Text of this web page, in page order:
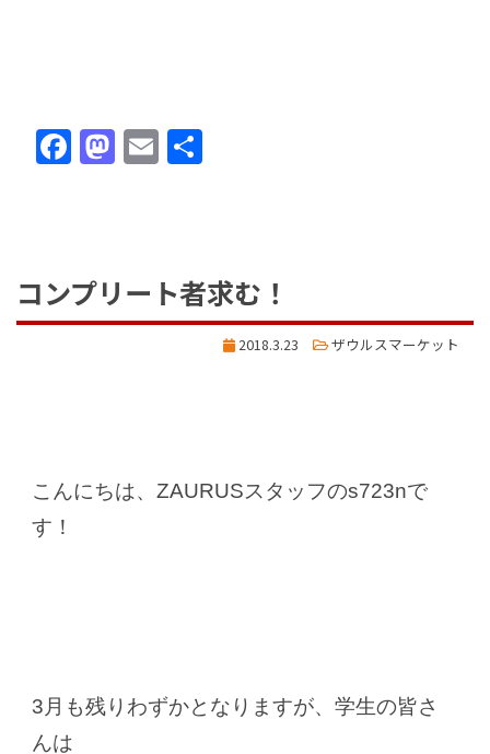
Facebook
Mastodon
Email
コンプリート者求む！
2018.3.23 ザウルスマーケット
こんにちは、ZAURUSスタッフのs723nで
す！
3月も残りわずかとなりますが、学生の皆さ
んは